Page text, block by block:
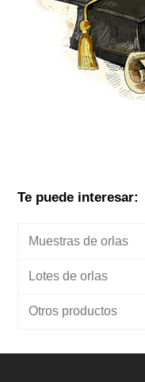
Te puede interesar:
Muestras de orlas
Lotes de orlas
Otros productos